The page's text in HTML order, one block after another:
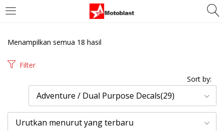
Enter your username and password to login.
Remember me
Menampilkan semua 18 hasil
Filter
Sort by:
Adventure / Dual Purpose Decals(29)
Urutkan menurut yang terbaru